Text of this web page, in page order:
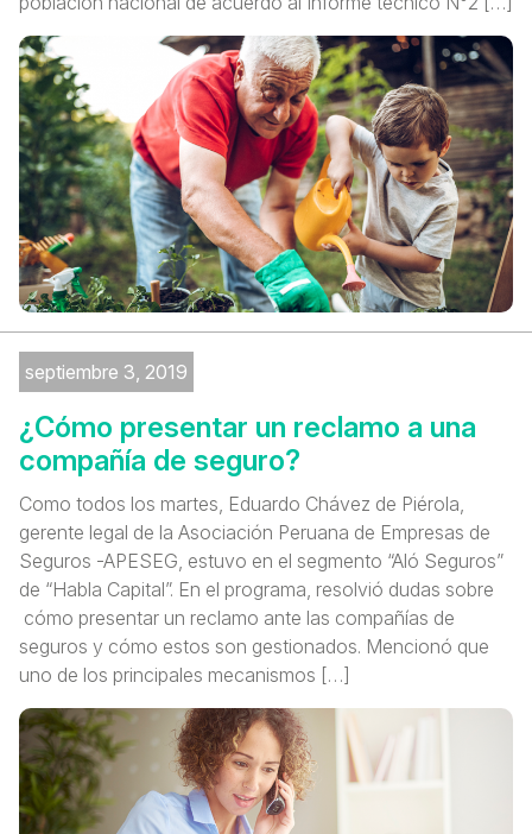
septiembre 3, 2019
¿Cómo presentar un reclamo a una
compañía de seguro?
Como todos los martes, Eduardo Chávez de Piérola,
gerente legal de la Asociación Peruana de Empresas de
Seguros -APESEG, estuvo en el segmento “Aló Seguros”
de “Habla Capital”. En el programa, resolvió dudas sobre
cómo presentar un reclamo ante las compañías de
seguros y cómo estos son gestionados. Mencionó que
uno de los principales mecanismos […]